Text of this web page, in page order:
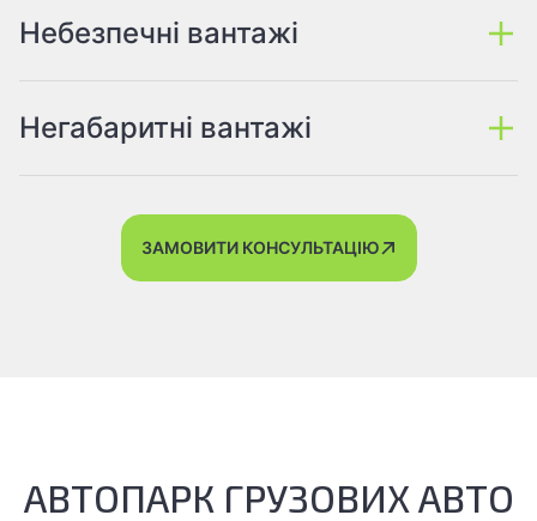
Небезпечні вантажі
Негабаритні вантажі
ЗАМОВИТИ КОНСУЛЬТАЦІЮ
АВТОПАРК ГРУЗОВИХ АВТО